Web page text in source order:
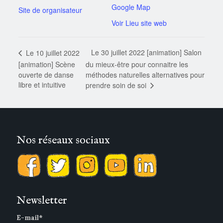
Google Map
Voir Lieu site web
Le 10 juillet 2022
[animation] Scène
ouverte de danse
libre et intuitive
Le 30 juillet 2022 [animation] Salon
du mieux-être pour connaitre les
méthodes naturelles alternatives pour
prendre soin de soi
Nos réseaux sociaux
Newsletter
E-mail*